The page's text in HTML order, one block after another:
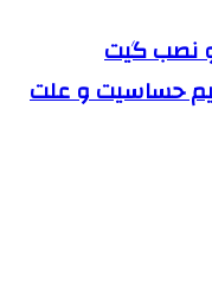
و نصب گیت
حساسیت و علت